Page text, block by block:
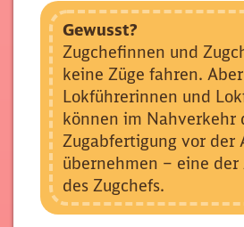
Gewusst?
Zugchefinnen und
keine Züge fahren. Aber
Lokführerinnen und
können im Nahverkehr
Zugabfertigung vor der
übernehmen – eine der
des Zugchefs.